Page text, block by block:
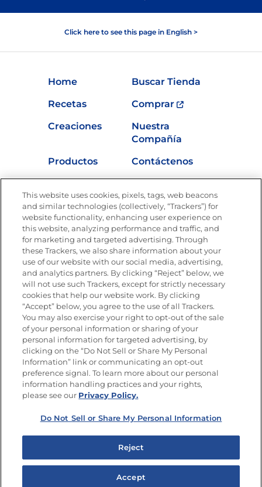
Click here to see this page in English >
Home
Buscar Tienda
Recetas
Comprar
Creaciones
Nuestra
Compañía
Productos
Contáctenos
Nutrición
Únete a La Cocina Goya®
Recibe Nuevas Recetas, Ofertas Especiales y
Promociones
Email(Obligatorio)
SÍGUENOS EN LAS REDES SOCIALES
Política de privacidad
No vender ni compartir mis datos personales
Copyright © 2026 Goya Foods, Inc. Todos los derechos reservados.
This website uses cookies, pixels, tags, web beacons
and similar technologies (collectively, “Trackers”) for
website functionality, enhancing user experience on
this website, analyzing performance and traffic, and
for marketing and targeted advertising. Through
these Trackers, we also share information about your
use of our website with our social media, advertising,
and analytics partners. By clicking “Reject” below, we
will not use such Trackers, except for strictly necessary
cookies that help our website work. By clicking
“Accept” below, you agree to the use of all Trackers.
You may also exercise your right to opt-out of the sale
of your personal information or sharing of your
personal information for targeted advertising, by
clicking on the “Do Not Sell or Share My Personal
Information” link or communicating an opt-out
preference signal. To learn more about our personal
information handling practices and your rights,
please see our Privacy Policy.
Do Not Sell or Share My Personal Information
Reject
Accept